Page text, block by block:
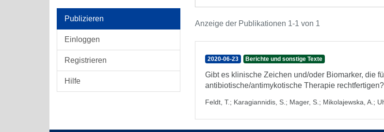
Publizieren
Einloggen
Registrieren
Hilfe
Anzeige der Publikationen 1-1 von 1
2020-06-23 Berichte und sonstige Texte
Gibt es klinische Zeichen und/oder Biomarker, die
antibiotische/antimykotische Therapie rechtfertigen?
Feldt, T.; Karagiannidis, S. ; Mager, S. ; Mikolajewska, A. ;